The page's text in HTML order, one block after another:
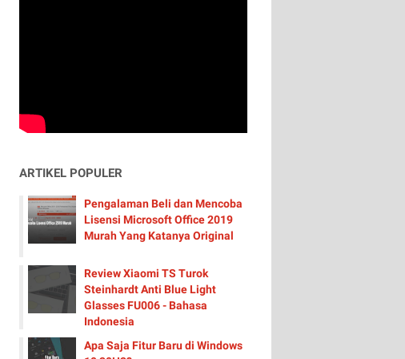
ARTIKEL POPULER
Pengalaman Beli dan Mencoba
Lisensi Microsoft Office 2019
Murah Yang Katanya Original
Review Xiaomi TS Turok
Steinhardt Anti Blue Light
Glasses FU006 - Bahasa
Indonesia
Apa Saja Fitur Baru di Windows